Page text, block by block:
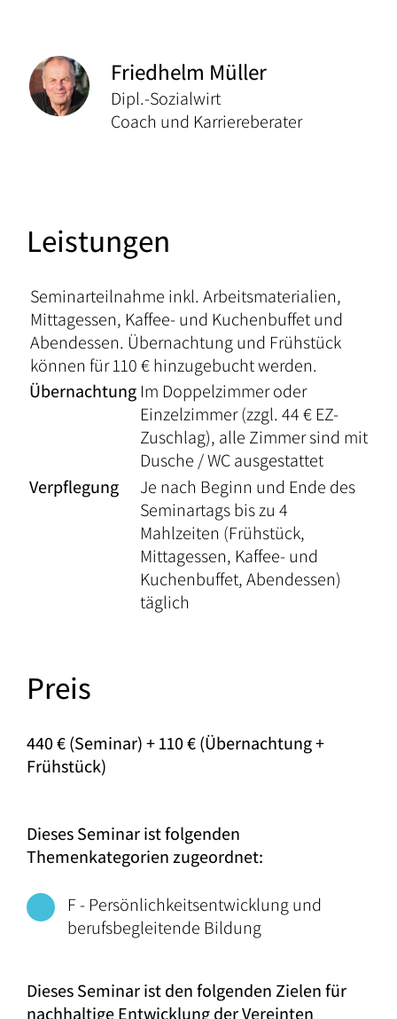
Friedhelm Müller
Dipl.-Sozialwirt
Coach und Karriereberater
Leistungen
Seminarteilnahme inkl. Arbeitsmaterialien,
Mittagessen, Kaffee- und Kuchenbuffet und
Abendessen. Übernachtung und Frühstück
können für 110 € hinzugebucht werden.
Übernachtung Im Doppelzimmer oder
Einzelzimmer (zzgl. 44 € EZ-
Zuschlag), alle Zimmer sind mit
Dusche / WC ausgestattet
Verpflegung
Je nach Beginn und Ende des
Seminartags bis zu 4
Mahlzeiten (Frühstück,
Mittagessen, Kaffee- und
Kuchenbuffet, Abendessen)
täglich
Preis
440 € (Seminar) + 110 € (Übernachtung +
Frühstück)
Dieses Seminar ist folgenden
Themenkategorien zugeordnet:
F - Persönlichkeitsentwicklung und
berufsbegleitende Bildung
Dieses Seminar ist den folgenden Zielen für
nachhaltige Entwicklung der Vereinten